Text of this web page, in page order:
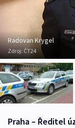
Radovan Krygel
Zdroj:ČT24
Praha – Ředitel